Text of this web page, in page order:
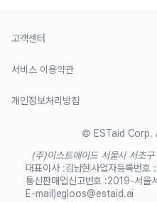
고객센터
서비스 이용약관
개인정보처리방침
© ESTaid Corp.
(주)이스트에이드 서울시 서초
대표이사 :김남현사업자등록번호 :
통신판매업신고번호 :2019-서울
E-mail)egloos@estaid.ai